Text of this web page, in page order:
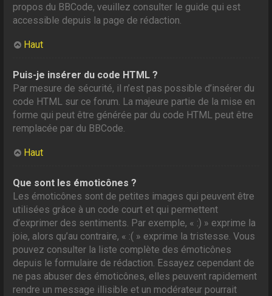
propos du BBCode, veuillez consulter le guide qui est
accessible depuis la page de rédaction.
Haut
Puis-je insérer du code HTML ?
Par mesure de sécurité, il n’est pas possible d’insérer du
code HTML sur ce forum. La majeure partie de la mise en
forme qui peut être générée par du code HTML peut être
remplacée par du BBCode.
Haut
Que sont les émoticônes ?
Les émoticônes sont de petites images qui peuvent être
utilisées grâce à un code court et qui permettent
d’exprimer des sentiments. Par exemple, « :) » exprime la
joie, alors qu’au contraire, « :( » exprime la tristesse. Vous
pouvez consulter la liste complète des émoticônes
depuis le formulaire de rédaction. Essayez cependant de
ne pas abuser des émoticônes, elles peuvent rapidement
rendre un message illisible et un modérateur pourrait